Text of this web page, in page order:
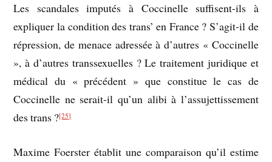
Les scandales imputés à Coccinelle suffisent-ils à
expliquer la condition des trans’ en France ? S’agit-il de
répression, de menace adressée à d’autres « Coccinelle
», à d’autres transsexuelles ? Le traitement juridique et
médical du « précédent » que constitue le cas de
Coccinelle ne serait-il qu’un alibi à l’assujettissement
des trans ?[25]
Maxime Foerster établit une comparaison qu’il estime